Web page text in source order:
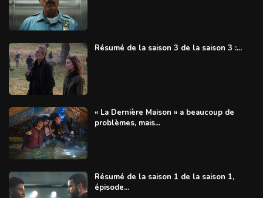
Résumé de la saison 3 de la saison 3 :...
« La Dernière Maison » a beaucoup de
problèmes, mais...
Résumé de la saison 1 de la saison 1,
épisode...